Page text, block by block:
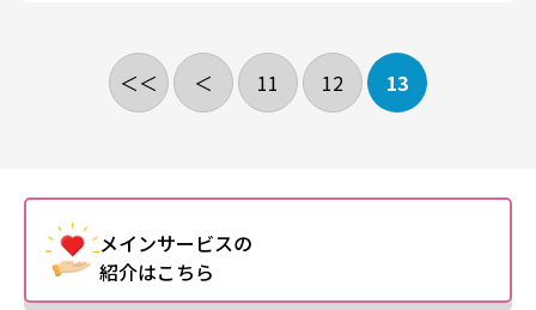
＜＜ ＜ 11 12 13
メインサービスの
紹介はこちら